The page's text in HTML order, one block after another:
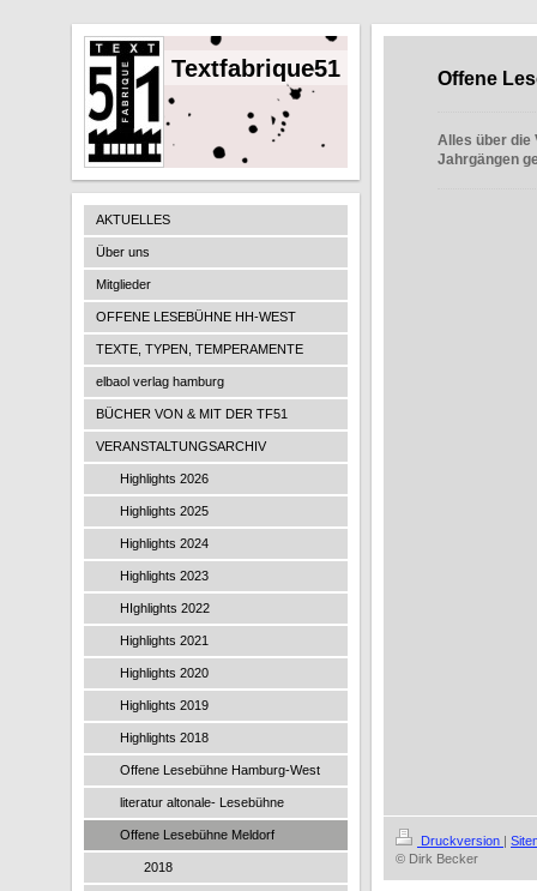
Textfabrique51
AKTUELLES
Über uns
Mitglieder
OFFENE LESEBÜHNE HH-WEST
TEXTE, TYPEN, TEMPERAMENTE
elbaol verlag hamburg
BÜCHER VON & MIT DER TF51
VERANSTALTUNGSARCHIV
Highlights 2026
Highlights 2025
Highlights 2024
Highlights 2023
HIghlights 2022
Highlights 2021
Highlights 2020
Highlights 2019
Highlights 2018
Offene Lesebühne Hamburg-West
literatur altonale- Lesebühne
Offene Lesebühne Meldorf
2018
Offene
Alles über die
Jahrgängen
Druckversion |
© Dirk Becker